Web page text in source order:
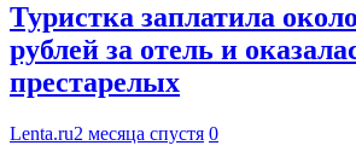
Туристка заплатила
рублей за отель и
престарелых
Lenta.ru2 месяца спустя 0